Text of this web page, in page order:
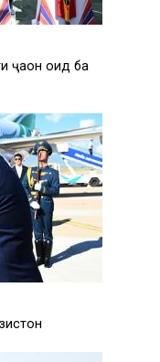
ҷаҳон оид ба